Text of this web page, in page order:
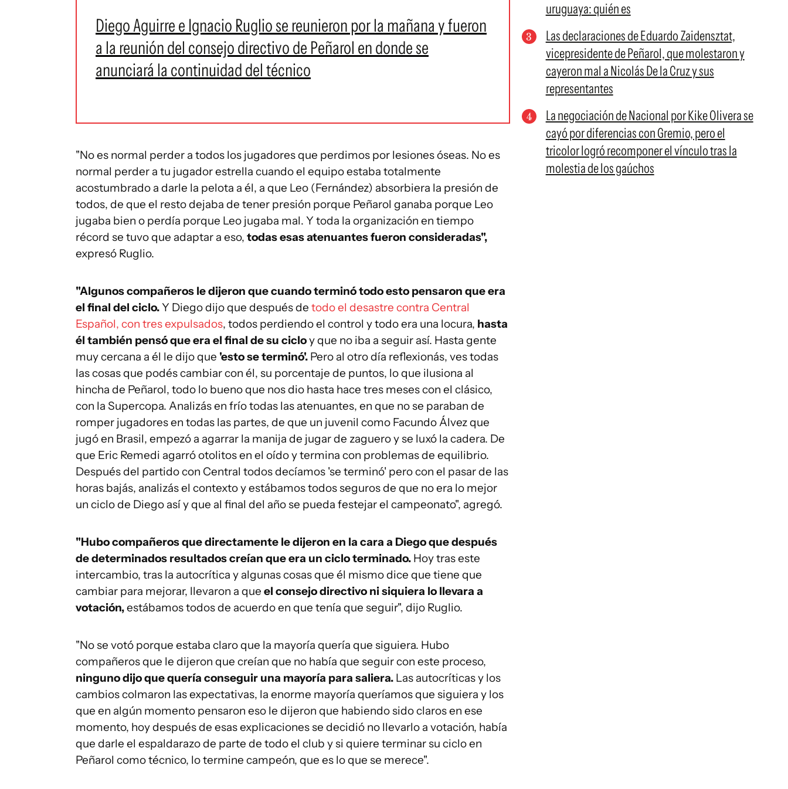
Diego Aguirre e Ignacio Ruglio se reunieron por la mañana y fueron
a la reunión del consejo directivo de Peñarol en donde se
anunciará la continuidad del técnico
"No es normal perder a todos los jugadores que perdimos por lesiones óseas. No es
normal perder a tu jugador estrella cuando el equipo estaba totalmente
acostumbrado a darle la pelota a él, a que Leo (Fernández) absorbiera la presión de
todos, de que el resto dejaba de tener presión porque Peñarol ganaba porque Leo
jugaba bien o perdía porque Leo jugaba mal. Y toda la organización en tiempo
récord se tuvo que adaptar a eso, todas esas atenuantes fueron consideradas",
expresó Ruglio.
"Algunos compañeros le dijeron que cuando terminó todo esto pensaron que era
el final del ciclo.Y Diego dijo que después de todo el desastre contra Central
Español, con tres expulsados, todos perdiendo el control y todo era una locura, hasta
él también pensó que era el final de su cicloy que no iba a seguir así. Hasta gente
muy cercana a él le dijo que 'esto se terminó'. Pero al otro día reflexionás, ves todas
las cosas que podés cambiar con él, su porcentaje de puntos, lo que ilusiona al
hincha de Peñarol, todo lo bueno que nos dio hasta hace tres meses con el clásico,
con la Supercopa. Analizás en frío todas las atenuantes, en que no se paraban de
romper jugadores en todas las partes, de que un juvenil como Facundo Álvez que
jugó en Brasil, empezó a agarrar la manija de jugar de zaguero y se luxó la cadera. De
que Eric Remedi agarró otolitos en el oído y termina con problemas de equilibrio.
Después del partido con Central todos decíamos 'se terminó' pero con el pasar de las
horas bajás, analizás el contexto y estábamos todos seguros de que no era lo mejor
un ciclo de Diego así y que al final del año se pueda festejar el campeonato", agregó.
"Hubo compañeros que directamente le dijeron en la cara a Diego que después
de determinados resultados creían que era un ciclo terminado. Hoy tras este
intercambio, tras la autocrítica y algunas cosas que él mismo dice que tiene que
cambiar para mejorar, llevaron a que el consejo directivo ni siquiera lo llevara a
votación,estábamos todos de acuerdo en que tenía que seguir", dijo Ruglio.
"No se votó porque estaba claro que la mayoría quería que siguiera. Hubo
compañeros que le dijeron que creían que no había que seguir con este proceso,
ninguno dijo que quería conseguir una mayoría para saliera. Las autocríticas y los
cambios colmaron las expectativas, la enorme mayoría queríamos que siguiera y los
que en algún momento pensaron eso le dijeron que habiendo sido claros en ese
momento, hoy después de esas explicaciones se decidió no llevarlo a votación, había
que darle el espaldarazo de parte de todo el club y si quiere terminar su ciclo en
Peñarol como técnico, lo termine campeón, que es lo que se merece".
uruguaya: quién es
Las declaraciones de Eduardo Zaidensztat,
vicepresidente de Peñarol, que molestaron y
cayeron mal a Nicolás De la Cruz y sus
representantes
La negociación de Nacional por Kike Olivera se
cayó por diferencias con Gremio, pero el
tricolor logró recomponer el vínculo tras la
molestia de los gaúchos